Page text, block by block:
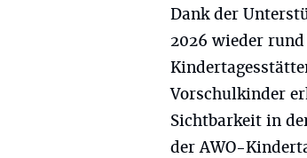
Dank der
2026 wieder
Vorschulkinder
Sichtbarkeit in
der AWO-